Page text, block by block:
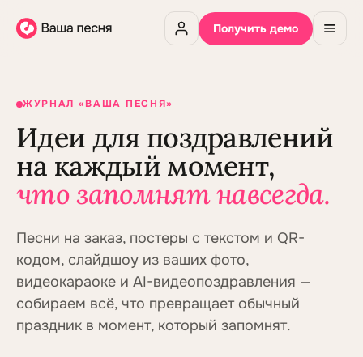
Получить демо
ЖУРНАЛ «ВАША ПЕСНЯ»
Идеи для поздравлений
на каждый момент,
что запомнят навсегда.
Песни на заказ, постеры с текстом и QR-
кодом, слайдшоу из ваших фото,
видеокараоке и AI-видеопоздравления —
собираем всё, что превращает обычный
праздник в момент, который запомнят.